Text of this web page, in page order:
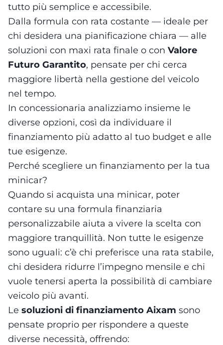
tutto più semplice e accessibile.
Dalla formula con rata costante — ideale per
chi desidera una pianificazione chiara — alle
soluzioni con maxi rata finale o con Valore
Futuro Garantito, pensate per chi cerca
maggiore libertà nella gestione del veicolo
nel tempo.
In concessionaria analizziamo insieme le
diverse opzioni, così da individuare il
finanziamento più adatto al tuo budget e alle
tue esigenze.
Perché scegliere un finanziamento per la tua
minicar?
Quando si acquista una minicar, poter
contare su una formula finanziaria
personalizzabile aiuta a vivere la scelta con
maggiore tranquillità. Non tutte le esigenze
sono uguali: c’è chi preferisce una rata stabile,
chi desidera ridurre l’impegno mensile e chi
vuole tenersi aperta la possibilità di cambiare
veicolo più avanti.
Le soluzioni di finanziamento Aixam sono
pensate proprio per rispondere a queste
diverse necessità, offrendo: